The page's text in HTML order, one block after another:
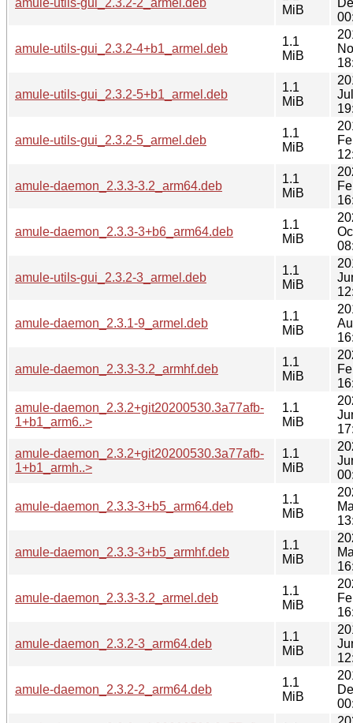
MiB
amule-utils-gui_2.3.2-4+b1_armel.deb
1.1
MiB
amule-utils-gui_2.3.2-5+b1_armel.deb
1.1
MiB
amule-utils-gui_2.3.2-5_armel.deb
1.1
MiB
amule-daemon_2.3.3-3.2_arm64.deb
1.1
MiB
amule-daemon_2.3.3-3+b6_arm64.deb
1.1
MiB
amule-utils-gui_2.3.2-3_armel.deb
1.1
MiB
amule-daemon_2.3.1-9_armel.deb
1.1
MiB
amule-daemon_2.3.3-3.2_armhf.deb
1.1
MiB
amule-daemon_2.3.2+git20200530.3a77afb-
1+b1_arm6..>
1.1
MiB
amule-daemon_2.3.2+git20200530.3a77afb-
1+b1_armh..>
1.1
MiB
amule-daemon_2.3.3-3+b5_arm64.deb
1.1
MiB
amule-daemon_2.3.3-3+b5_armhf.deb
1.1
MiB
amule-daemon_2.3.3-3.2_armel.deb
1.1
MiB
amule-daemon_2.3.2-3_arm64.deb
1.1
MiB
amule-daemon_2.3.2-2_arm64.deb
1.1
MiB